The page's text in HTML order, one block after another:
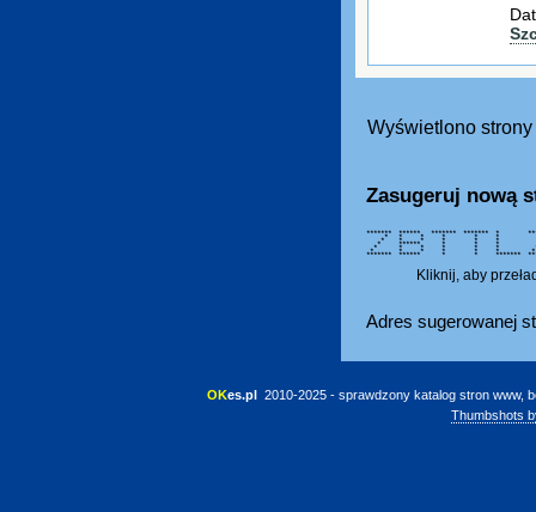
Wyświetlono
Zasugeruj nową
******* ****** ******* ******* *
* * * * * * *
* * * * * *
* ****** * * * *
* * * * * * *
* * * * * * *
******* ****** * * *******
Kliknij, aby
Adres sugerowanej
OKes.pl 2010-2025 - sprawdzony katalog stron www,
Thumbshots